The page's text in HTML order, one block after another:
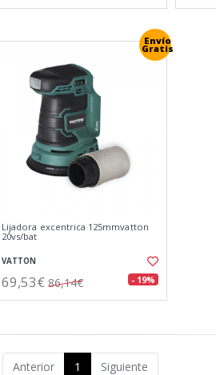
Envío
Gratis
Lijadora excentrica 125mmvatton
20vs/bat
VATTON
69,53€ 86,14€ - 19%
Anterior 1 Siguiente